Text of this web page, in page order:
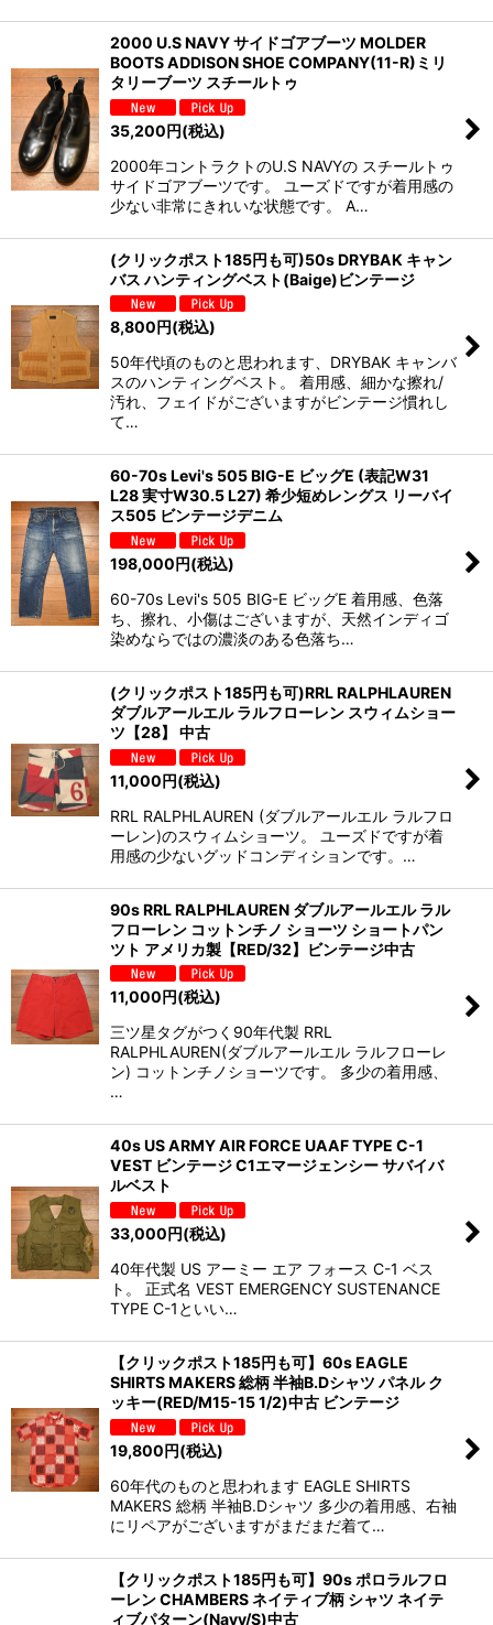
2000 U.S NAVY サイドゴアブーツ MOLDER
BOOTS ADDISON SHOE COMPANY(11-R)ミリ
タリーブーツ スチールトゥ
35,200円(税込)
2000年コントラクトのU.S NAVYの スチールトゥ
サイドゴアブーツです。 ユーズドですが着用感の
少ない非常にきれいな状態です。 A…
(クリックポスト185円も可)50s DRYBAK キャン
バス ハンティングベスト(Baige)ビンテージ
8,800円(税込)
50年代頃のものと思われます、DRYBAK キャンバ
スのハンティングベスト。 着用感、細かな擦れ/
汚れ、フェイドがございますがビンテージ慣れし
て…
60-70s Levi's 505 BIG-E ビッグE (表記W31
L28 実寸W30.5 L27) 希少短めレングス リーバイ
ス505 ビンテージデニム
198,000円(税込)
60-70s Levi's 505 BIG-E ビッグE 着用感、色落
ち、擦れ、小傷はございますが、天然インディゴ
染めならではの濃淡のある色落ち…
(クリックポスト185円も可)RRL RALPHLAUREN
ダブルアールエル ラルフローレン スウィムショー
ツ【28】 中古
11,000円(税込)
RRL RALPHLAUREN (ダブルアールエル ラルフロ
ーレン)のスウィムショーツ。 ユーズドですが着
用感の少ないグッドコンディションです。…
90s RRL RALPHLAUREN ダブルアールエル ラル
フローレン コットンチノ ショーツ ショートパン
ツト アメリカ製【RED/32】ビンテージ中古
11,000円(税込)
三ツ星タグがつく90年代製 RRL
RALPHLAUREN(ダブルアールエル ラルフローレ
ン) コットンチノショーツです。 多少の着用感、
…
40s US ARMY AIR FORCE UAAF TYPE C-1
VEST ビンテージ C1エマージェンシー サバイバ
ルベスト
33,000円(税込)
40年代製 US アーミー エア フォース C-1 ベス
ト。 正式名 VEST EMERGENCY SUSTENANCE
TYPE C-1といい…
【クリックポスト185円も可】60s EAGLE
SHIRTS MAKERS 総柄 半袖B.Dシャツ パネル ク
ッキー(RED/M15-15 1/2)中古 ビンテージ
19,800円(税込)
60年代のものと思われます EAGLE SHIRTS
MAKERS 総柄 半袖B.Dシャツ 多少の着用感、右袖
にリペアがございますがまだまだ着て…
【クリックポスト185円も可】90s ポロラルフロ
ーレン CHAMBERS ネイティブ柄 シャツ ネイテ
ィブパターン(Navy/S)中古